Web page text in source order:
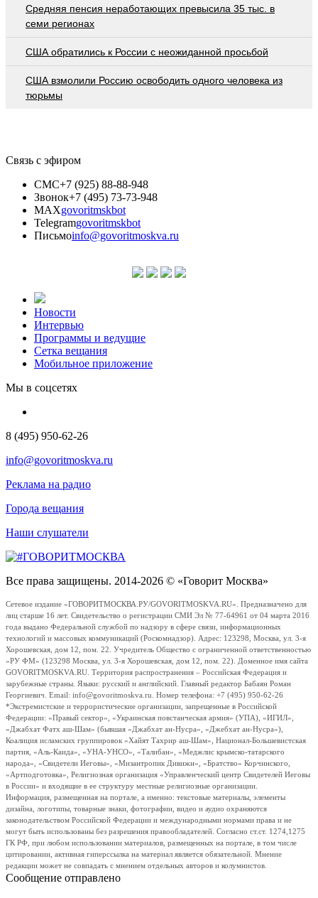
Средняя пенсия неработающих превысила 35 тыс. в
семи регионах
США обратились к России с неожиданной просьбой
США взмолили Россию освободить одного человека из
тюрьмы
Связь с эфиром
СМС+7 (925) 88-88-948
Звонок+7 (495) 73-73-948
MAXgovoritmskbot
Telegramgovoritmskbot
Письмоinfo@govoritmoskva.ru
Новости
Интервью
Программы и ведущие
Сетка вещания
Мобильное приложение
Мы в соцсетях
8 (495) 950-62-26
info@govoritmoskva.ru
Реклама на радио
Города вещания
Наши слушатели
Все права защищены. 2014-2026 © «Говорит Москва»
Сетевое издание «ГОВОРИТМОСКВА.РУ/GOVORITMOSKVA.RU». Предназначено для
лиц старше 16 лет. Свидетельство о регистрации СМИ Эл № 77-64961 от 04 марта 2016
года выдано Федеральной службой по надзору в сфере связи, информационных
технологий и массовых коммуникаций (Роскомнадзор). Адрес: 123298, Москва, ул. 3-я
Хорошевская, дом 12, пом. 22. Учредитель Общество с ограниченной ответственностью
«РУ ФМ» (123298 Москва, ул. 3-я Хорошевская, дом 12, пом. 22). Доменное имя сайта
GOVORITMOSKVA.RU. Территория распространения – Российская Федерация и
зарубежные страны. Языки: русский и английский. Главный редактор Бабаян Роман
Георгиевич. Email: info@govoritmoskva.ru. Номер телефона: +7 (495) 950-62-26
*Экстремистские и террористические организации, запрещенные в Российской
Федерации: «Правый сектор», «Украинская повстанческая армия» (УПА), «ИГИЛ»,
«Джабхат Фатх аш-Шам» (бывшая «Джабхат ан-Нусра», «Джебхат ан-Нусра»),
Коалиция исламских группировок «Хайят Тахрир аш-Шам», Национал-Большевистская
партия, «Аль-Каида», «УНА-УНСО», «Талибан», «Меджлис крымско-татарского
народа», «Свидетели Иеговы», «Мизантропик Дивижн», «Братство» Корчинского,
«Артподготовка», Религиозная организация «Управленческий центр Свидетелей Иеговы
в России» и входящие в ее структуру местные религиозные организации.
Информация, размещенная на портале, а именно: текстовые материалы, элементы
дизайна, логотипы, товарные знаки, фотографии, видео и аудио охраняются
законодательством Российской Федерации и международными нормами права и не
могут быть использованы без разрешения правообладателей. Согласно ст.ст. 1274,1275
ГК РФ, при любом использовании материалов, размещенных на портале, в том числе
цитировании, активная гиперссылка на материал является обязательной. Мнение
редакции может не совпадать с мнением отдельных авторов и колумнистов.
Сообщение отправлено